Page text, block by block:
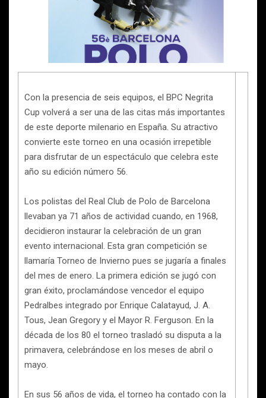
Con la presencia de seis equipos, el BPC Negrita
Cup volverá a ser una de las citas más importantes
de este deporte milenario en España. Su atractivo
convierte este torneo en una ocasión irrepetible
para disfrutar de un espectáculo que celebra este
año su edición número 56.
Los polistas del Real Club de Polo de Barcelona
llevaban ya 71 años de actividad cuando, en 1968,
decidieron instaurar la celebración de un gran
evento internacional. Esta gran competición se
llamaría Torneo de Invierno pues se jugaría a finales
del mes de enero. La primera edición se jugó con
gran éxito, proclamándose vencedor el equipo
Pedralbes integrado por Enrique Calatayud, J. A.
Tous, Jean Gregory y el Mayor R. Ferguson. En la
década de los 80 el torneo trasladó su disputa a la
primavera, celebrándose en los meses de abril o
mayo.
En sus 56 años de vida, el torneo ha contado con la